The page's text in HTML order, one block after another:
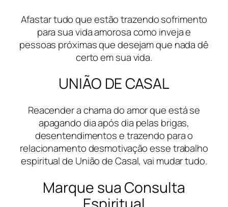
Afastar tudo que estão trazendo sofrimento
para sua vida amorosa como inveja e
pessoas próximas que desejam que nada dê
certo em sua vida.
UNIÃO DE CASAL
Reacender a chama do amor que está se
apagando dia após dia pelas brigas,
desentendimentos e trazendo para o
relacionamento desmotivação esse trabalho
espiritual de União de Casal, vai mudar tudo.
Marque sua Consulta